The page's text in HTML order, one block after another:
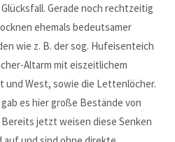
Gerade noch rechtzeitig
ehemals bedeutsamer
wie z. B. der sog. Hufeisenteich
Altarm mit eiszeitlichem
und West, sowie die Lettenlöcher.
es hier große Bestände von
jetzt weisen diese Senken